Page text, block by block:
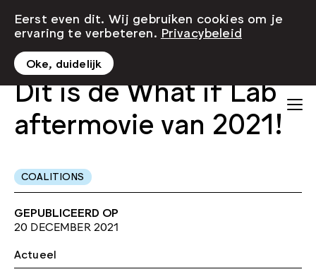
Dit is de What if Lab
aftermovie van 2021!
COALITIONS
GEPUBLICEERD OP
20 DECEMBER 2021
Actueel
Eerst even dit. Wij gebruiken cookies om je
ervaring te verbeteren. Privacybeleid
Oke, duidelijk